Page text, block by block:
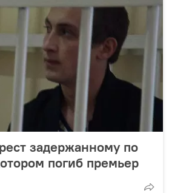
задержанному по
погиб премьер